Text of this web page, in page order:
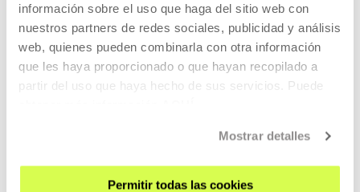
información sobre el uso que haga del sitio web con
nuestros partners de redes sociales, publicidad y análisis
web, quienes pueden combinarla con otra información
que les haya proporcionado o que hayan recopilado a
partir del uso que haya hecho de sus servicios. Puede
Mostrar detalles
Permitir todas las cookies
VISÍTANOS